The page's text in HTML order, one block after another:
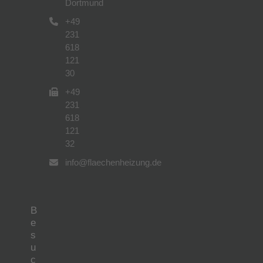
Dortmund
+49
231
618
121
30
+49
231
618
121
32
info@flaechenheizung.de
B
e
s
u
c